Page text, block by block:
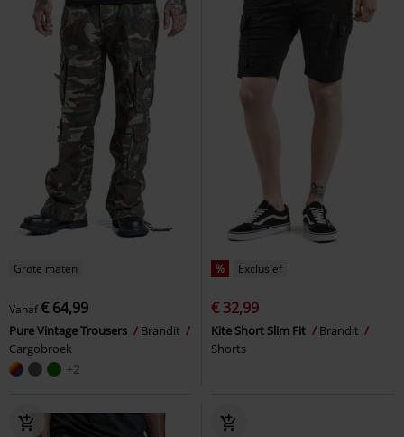
Grote maten
Vanaf€ 64,99
Pure Vintage Trousers
Brandit
Cargobroek
+2
% Exclusief
€ 32,99
Kite Short Slim Fit
Brandit
Shorts